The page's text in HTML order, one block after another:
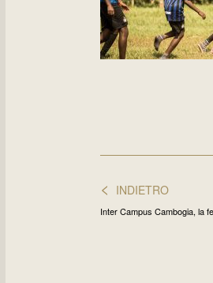
< INDIETRO
Inter Campus Cambogia, la